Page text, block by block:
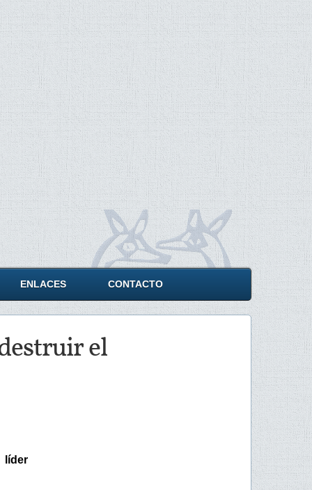
ENLACES CONTACTO
el
líder